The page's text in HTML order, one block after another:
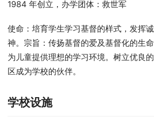
1984 年创立，办学团体：救世军
使命：培育学生学习基督的样式，发挥
神。宗旨：传扬基督的爱及基督化的生命
为儿童提供理想的学习环境。树立优良
区成为学校的伙伴。
学校设施